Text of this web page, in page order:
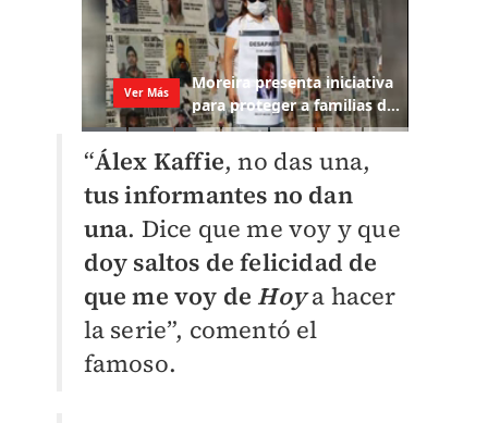
“Álex Kaffie, no das una,
tus informantes no dan
una. Dice que me voy y que
doy saltos de felicidad de
que me voy de Hoy a hacer
la serie”, comentó el
famoso.